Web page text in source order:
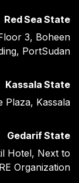
Red Sea State ​
3, Boheen
PortSudan.
Kassala State
Plaza, Kassala
Gedarif State
Hotel, Next to
Organization.